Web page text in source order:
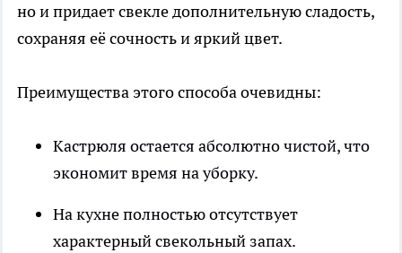
но и придает свекле дополнительную сладость,
сохраняя её сочность и яркий цвет.
Преимущества этого способа очевидны:
Кастрюля остается абсолютно чистой, что
экономит время на уборку.
На кухне полностью отсутствует
характерный свекольный запах.